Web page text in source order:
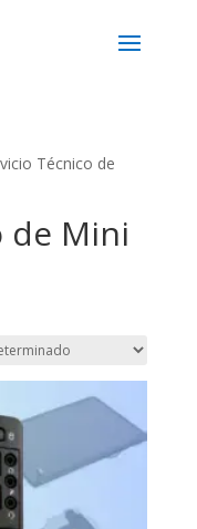
Técnico de
de Mini